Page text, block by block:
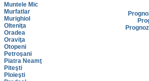
Muntele Mic
Murfatlar
Murighiol
Olteniţa
Oradea
Oraviţa
Otopeni
Petroşani
Piatra Neamţ
Piteşti
Ploieşti